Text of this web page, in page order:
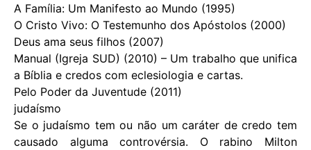
A Família: Um Manifesto ao Mundo (1995)
O Cristo Vivo: O Testemunho dos Apóstolos (2000)
Deus ama seus filhos (2007)
Manual (Igreja SUD) (2010) – Um trabalho que unifica
a Bíblia e credos com eclesiologia e cartas.
Pelo Poder da Juventude (2011)
judaísmo
Se o judaísmo tem ou não um caráter de credo tem
causado alguma controvérsia. O rabino Milton